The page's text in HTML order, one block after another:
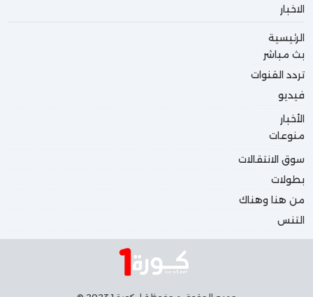
الاخبار
الرئيسية
بث مباشر
تردد القنوات
فيديو
الأخبار
منوعات
سوق الانتقالات
بطولات
من هنا وهناك
التنس